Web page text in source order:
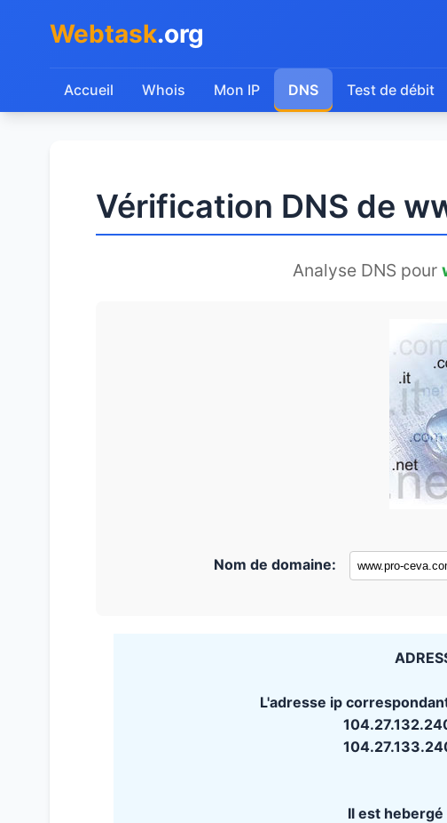
Webtask.org
Accueil Whois Mon IP DNS Test de débit
Vérification DNS de
Analyse DNS pour
Nom de domaine:
L'adresse ip
Il est